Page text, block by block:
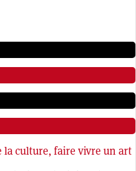
la culture, faire vivre un art